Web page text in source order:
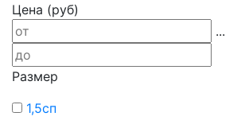
Цена (руб)
...
Размер
1,5сп